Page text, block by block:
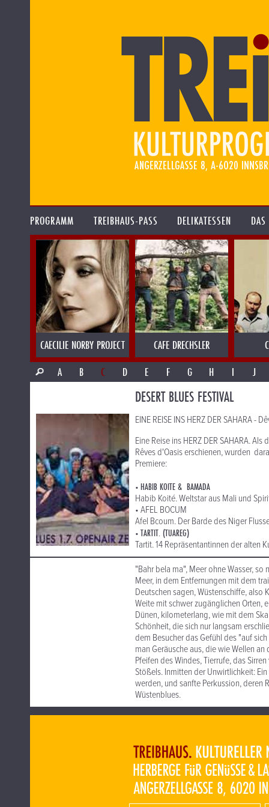
PROGRAMM TREIBHAUS-PASS DELIKATESSEN
CAECILIE NORBY PROJECT CAFE DRECHSLER
A
B C D E F G H I J
DESERT BLUES FESTIVAL
EINE REISE INS HERZ DER SAHARA -
Eine Reise ins HERZ DER SAHARA.
Rêves d'Oasis erschienen, wurden
Premiere:
•HABIB KOITE & BAMADA
Habib Koité. Weltstar aus Mali und
• AFEL BOCUM
Afel Bcoum. Der Barde des Niger
•TARTIT. (TUAREG)
Tartit. 14 Repräsentantinnen der alten
"Bahr bela ma", Meer ohne Wasser,
Meer, in dem Entfernungen mit dem
Deutschen sagen, Wüstenschiffe, also
Weite mit schwer zugänglichen Orten,
Dünen, kilometerlang, wie mit dem
Schönheit, die sich nur langsam
dem Besucher das Gefühl des "auf
man Geräusche aus, die wie Wellen
Pfeifen des Windes, Tierrufe, das
Stößels. Inmitten der Unwirtlichkeit:
werden, und sanfte Perkussion, deren
Wüstenblues.